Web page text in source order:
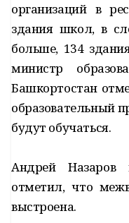
организаций в
здания школ, в
больше, 134
министр
Башкортостан
образовательный
будут обучаться.
Андрей Назаров
отметил, что
выстроена.